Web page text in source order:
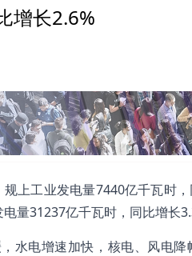
增长2.6%
上工业发电量7440亿千瓦时
量31237亿千瓦时，同比增长
水电增速加快，核电、风电